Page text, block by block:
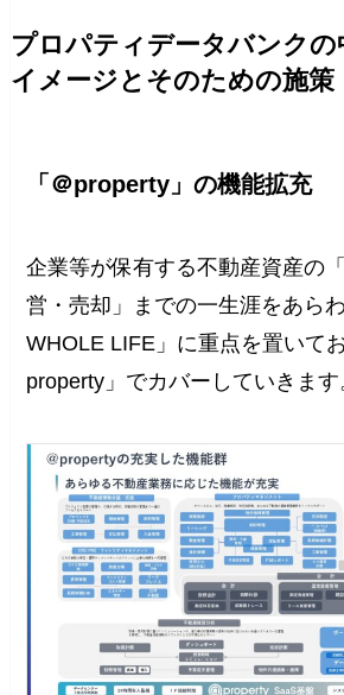
プロパティデータバンクの
イメージとそのための施策
「＠property」の機能拡充
企業等が保有する不動産資産の
営・売却」までの一生涯をあら
WHOLE LIFE」に重点を置いて
property」でカバーしていきます